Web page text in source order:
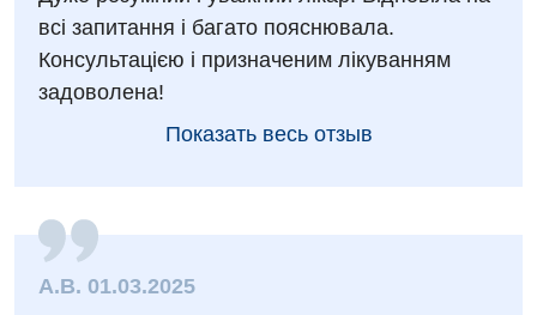
Физиотерапия
Хирургическое отделение
Эндокринология
Детская аллергология
Детская гастроэнтерология
всі запитання і багато пояснювала.
Консультацією і призначеним лікуванням
задоволена!
Показать весь отзыв
А.В. 01.03.2025